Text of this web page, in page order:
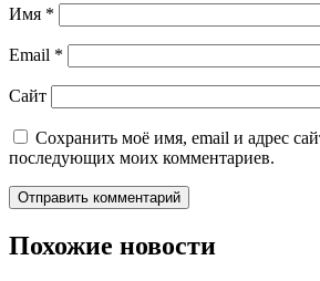
Имя *
Email *
Сайт
Сохранить моё имя, email и адрес
последующих моих комментариев.
Похожие новости